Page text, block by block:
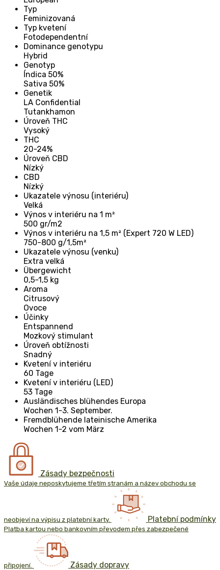
Typ
Feminizovaná
Typ kvetení
Fotodependentní
Dominance genotypu
Hybrid
Genotyp
Índica 50%
Sativa 50%
Genetik
LA Confidential
Tutankhamon
Úroveň THC
Vysoký
THC
20-24%
Úroveň CBD
Nízký
CBD
Nízký
Ukazatele výnosu (interiéru)
Velká
Výnos v interiéru na 1 m²
500 gr/m2
Výnos v interiéru na 1,5 m² (Expert 720 W LED)
750-800 g/1,5m²
Ukazatele výnosu (venku)
Extra velká
Übergewicht
0,5-1,5 kg
Aroma
Citrusový
Ovoce
Účinky
Entspannend
Mozkový stimulant
Úroveň obtížnosti
Snadný
Kvetení v interiéru
60 Tage
Kvetení v interiéru (LED)
53 Tage
Ausländisches blühendes Europa
Wochen 1-3. September.
Fremdblühende lateinische Amerika
Wochen 1-2 vom März
Zásady bezpečnosti
Vaše údaje neposkytujeme třetím stranám a název obchodu se
neobjeví na výpisu z platební karty. Platební podmínky
Platba kartou nebo bankovním převodem přes zabezpečené
připojení. Zásady dopravy